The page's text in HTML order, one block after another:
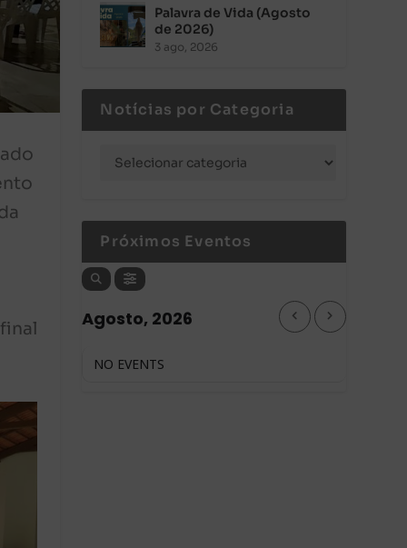
Palavra de Vida (Agosto
de 2026)
3 ago, 2026
Notícias por Categoria
Próximos Eventos
Agosto, 2026
NO EVENTS